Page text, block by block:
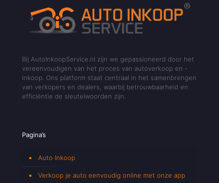
Bij AutoInkoopService.nl zijn we gepassioneerd door het
vereenvoudigen van het proces van autoverkoop en -
inkoop. Ons platform staat centraal in het samenbrengen
van verkopers en dealers, waarbij betrouwbaarheid en
efficiëntie de sleutelwoorden zijn.
Pagina’s
Auto Inkoop
Verkoop je auto eenvoudig online met onze app